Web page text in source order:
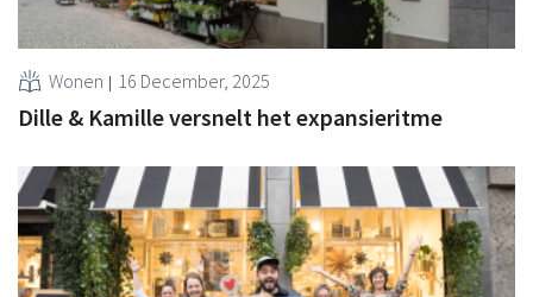
Wonen 16 December, 2025
Dille & Kamille versnelt het expansieritme